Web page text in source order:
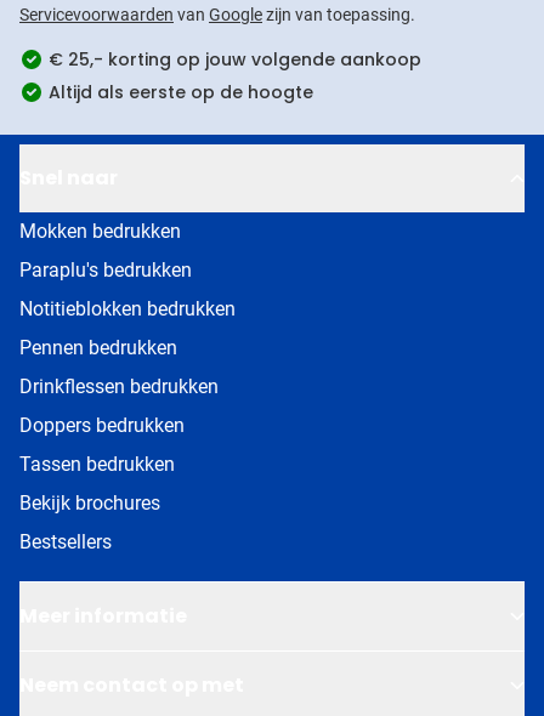
Servicevoorwaarden van Googlezijn van toepassing.
€ 25,- korting op jouw volgende aankoop
Altijd als eerste op de hoogte
Mokken bedrukken
Paraplu's bedrukken
Notitieblokken bedrukken
Pennen bedrukken
Drinkflessen bedrukken
Doppers bedrukken
Tassen bedrukken
Bekijk brochures
Bestsellers